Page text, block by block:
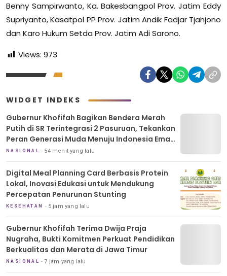
Benny Sampirwanto, Ka. Bakesbangpol Prov. Jatim Eddy
Supriyanto, Kasatpol PP Prov. Jatim Andik Fadjar Tjahjono
dan Karo Hukum Setda Prov. Jatim Adi Sarono.
Views: 973
WIDGET INDEKS
Gubernur Khofifah Bagikan Bendera Merah
Putih di SR Terintegrasi 2 Pasuruan, Tekankan
Peran Generasi Muda Menuju Indonesia Emas
2045
NASIONAL 54 menit yang lalu
Digital Meal Planning Card Berbasis Protein
Lokal, Inovasi Edukasi untuk Mendukung
Percepatan Penurunan Stunting
KESEHATAN 5 jam yang lalu
Gubernur Khofifah Terima Dwija Praja
Nugraha, Bukti Komitmen Perkuat Pendidikan
Berkualitas dan Merata di Jawa Timur
NASIONAL 7 jam yang lalu